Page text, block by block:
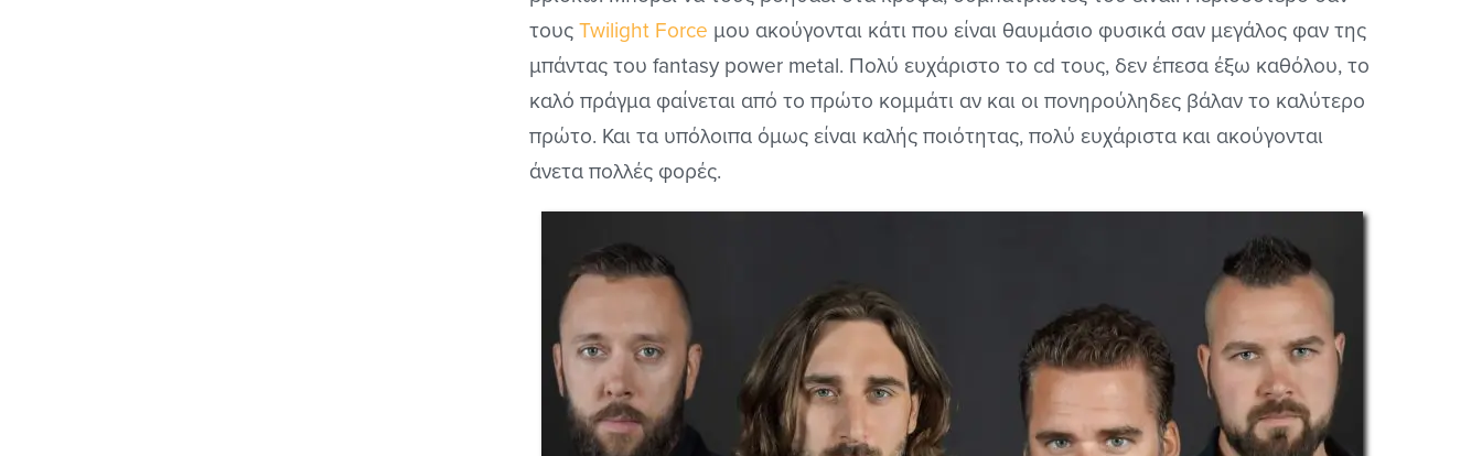
τουςTwilight Force μου ακούγονται κάτι που είναι θαυμάσιο φυσικά σαν μεγάλος φαν της
μπάντας του fantasy power metal. Πολύ ευχάριστο το cd τους, δεν έπεσα έξω καθόλου, το
καλό πράγμα φαίνεται από το πρώτο κομμάτι αν και οι πονηρούληδες βάλαν το καλύτερο
πρώτο. Και τα υπόλοιπα όμως είναι καλής ποιότητας, πολύ ευχάριστα και ακούγονται
άνετα πολλές φορές.